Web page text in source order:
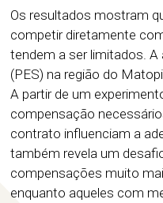
Os resultados mostram
competir diretamente
tendem a ser limitados.
(PES) na região do
A partir de um
compensação
contrato influenciam a
também revela um
compensações muito
enquanto aqueles com